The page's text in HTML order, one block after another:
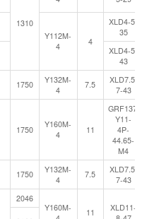
1310
Y112M-
4
4
XLD4-5-
35
XLD4-5-
43
1750
Y132M-
4
7.5
XLD7.5-
7-43
1750
Y160M-
4
11
GRF137-
Y11-
4P-
44.65-
M4
1750
Y132M-
4
7.5
XLD7.5-
7-43
2046
Y160M-
11
XLD11-